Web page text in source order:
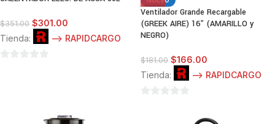
$351.00 $301.00
Tienda:
--> RAPIDCARGO
Ventilador Grande Recargable
(GREEK AIRE) 16” (AMARILLO y
NEGRO)
$181.00 $166.00
Tienda:
--> RAPIDCARGO